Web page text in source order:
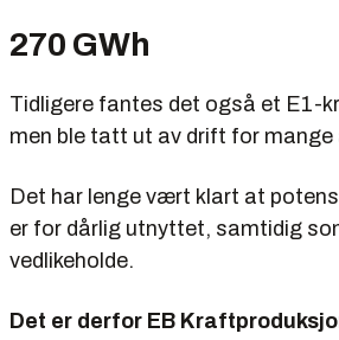
270 GWh
Tidligere fantes det også et E1-
men ble tatt ut av drift for mange
Det har lenge vært klart at
er for dårlig utnyttet, samtidig
vedlikeholde.
Det er derfor EB